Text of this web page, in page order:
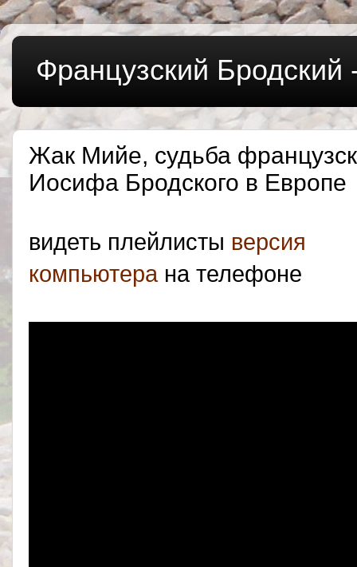
Французский
Жак Мийе, судьба
Иосифа Бродского в Европе
видеть плейлисты версия
компьютерана телефоне